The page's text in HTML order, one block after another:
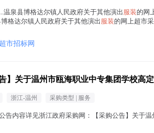
...温泉县博格达尔镇人民政府关于其他演出 服装的网
格达尔镇人民政府关于其他演出 服装的网上超市
超市招标网
】关于温州市瓯海职业中专集团学校高定
浙江-温州 采购类型 | 服务
告内容详见浙江政府采购网：【采购公告】关于